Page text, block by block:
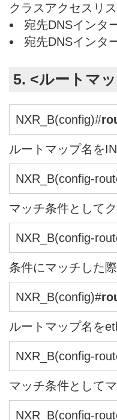
クラスアクセスリ
宛先DNSインタ
宛先DNSインタ
5. <ルートマ
NXR_B(config)#
ルートマップ名を
NXR_B(config-
マッチ条件として
NXR_B(config-
条件にマッチした
NXR_B(config)#
ルートマップ名を
NXR_B(config-
マッチ条件として
NXR_B(config-